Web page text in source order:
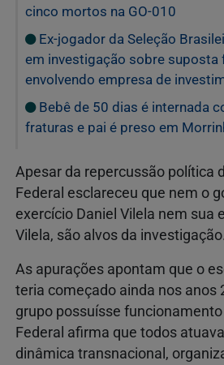
cinco mortos na GO-010
Ex-jogador da Seleção
em investigação sobre suposta
envolvendo empresa de
Bebê de 50 dias é internada
fraturas e pai é preso em
Apesar da repercussão política
Federal esclareceu que nem o
exercício Daniel Vilela nem sua
Vilela, são alvos da investigação.
As apurações apontam que o
teria começado ainda nos anos
grupo possuísse
Federal afirma que todos
dinâmica transnacional,